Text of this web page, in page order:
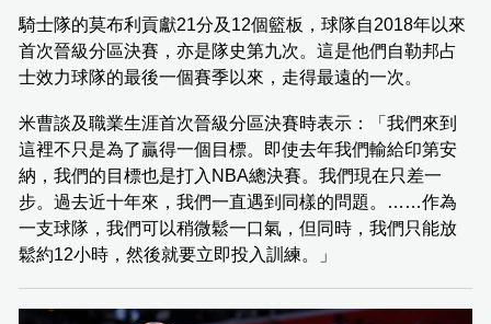
騎士隊的莫布利貢獻21分及12個籃板，球隊自2018年以來
首次晉級分區決賽，亦是隊史第九次。這是他們自勒邦占
士效力球隊的最後一個賽季以來，走得最遠的一次。
米曹談及職業生涯首次晉級分區決賽時表示：「我們來到
這裡不只是為了贏得一個目標。即使去年我們輸給印第安
納，我們的目標也是打入NBA總決賽。我們現在只差一
步。過去近十年來，我們一直遇到同樣的問題。……作為
一支球隊，我們可以稍微鬆一口氣，但同時，我們只能放
鬆約12小時，然後就要立即投入訓練。」